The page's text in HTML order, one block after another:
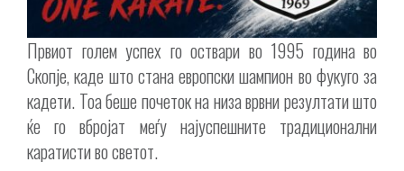
Првиот голем успех го оствари во 1995 година во
Скопје, каде што стана европски шампион во фукуго за
кадети. Тоа беше почеток на низа врвни резултати што
ќе го вбројат меѓу најуспешните традиционални
каратисти во светот.